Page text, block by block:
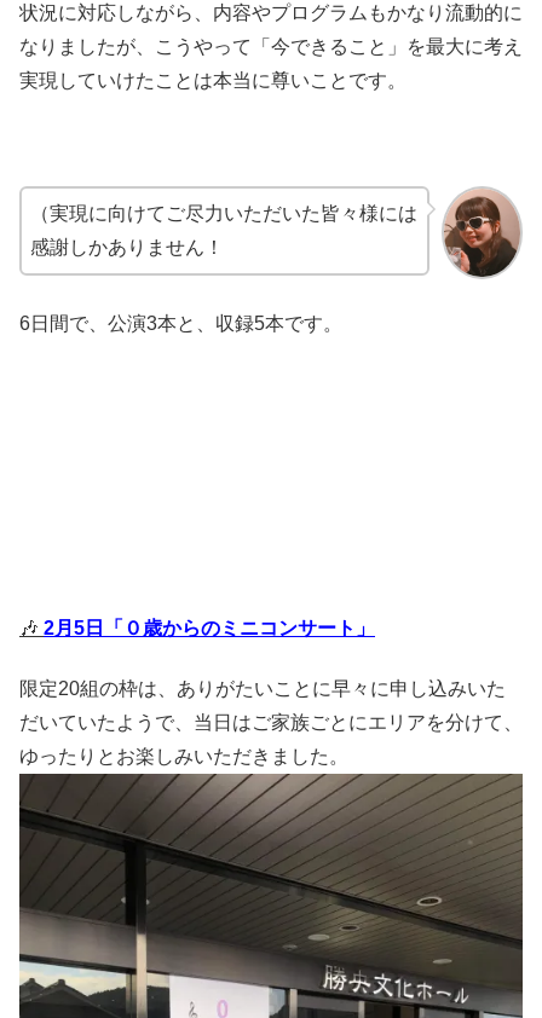
状況に対応しながら、内容やプログラムもかなり流動的に
なりましたが、こうやって「今できること」を最大に考え
実現していけたことは本当に尊いことです。
（実現に向けてご尽力いただいた皆々様には
感謝しかありません！
6日間で、公演3本と、収録5本です。
🎶 2月5日「０歳からのミニコンサート」
限定20組の枠は、ありがたいことに早々に申し込みいた
だいていたようで、当日はご家族ごとにエリアを分けて、
ゆったりとお楽しみいただきました。